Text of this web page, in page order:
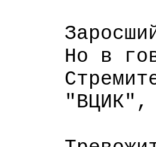
Заросший
Но в
"ВЦИК",